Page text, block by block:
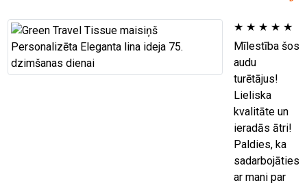
★ ★ ★ ★ ★
Mīlestība šos
audu
turētājus!
Lieliska
kvalitāte un
ieradās ātri!
Paldies, ka
sadarbojāties
ar mani par